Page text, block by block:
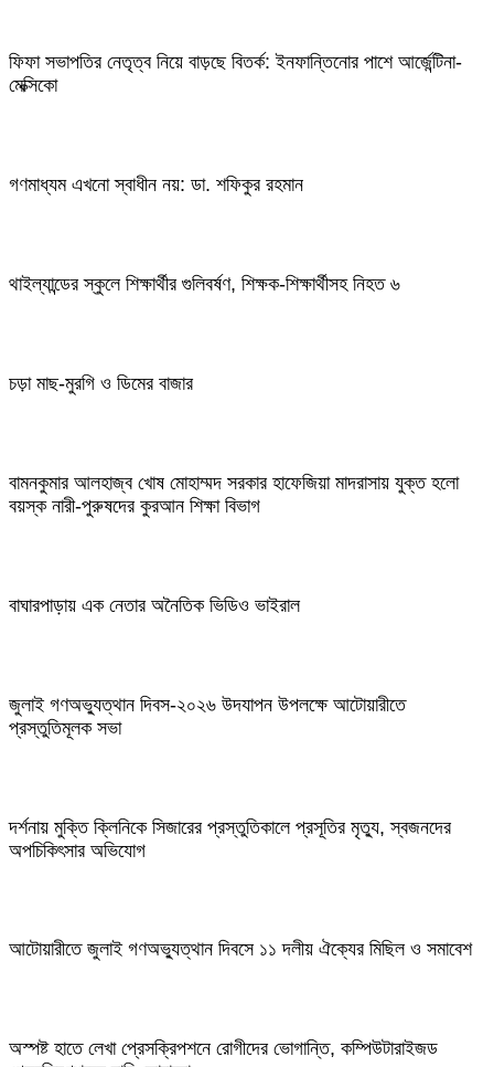
ফিফা সভাপতির নেতৃত্ব নিয়ে বাড়ছে বিতর্ক: ইনফান্তিনোর পাশে আর্জেন্টিনা-
মেক্সিকো
গণমাধ্যম এখনো স্বাধীন নয়: ডা. শফিকুর রহমান
থাইল্যান্ডের স্কুলে শিক্ষার্থীর গুলিবর্ষণ, শিক্ষক-শিক্ষার্থীসহ নিহত ৬
চড়া মাছ-মুরগি ও ডিমের বাজার
বামনকুমার আলহাজ্ব খোষ মোহাম্মদ সরকার হাফেজিয়া মাদরাসায় যুক্ত হলো
বয়স্ক নারী-পুরুষদের কুরআন শিক্ষা বিভাগ
বাঘারপাড়ায় এক নেতার অনৈতিক ভিডিও ভাইরাল
জুলাই গণঅভ্যুত্থান দিবস-২০২৬ উদযাপন উপলক্ষে আটোয়ারীতে
প্রস্তুতিমূলক সভা
দর্শনায় মুক্তি ক্লিনিকে সিজারের প্রস্তুতিকালে প্রসূতির মৃত্যু, স্বজনদের
অপচিকিৎসার অভিযোগ
আটোয়ারীতে জুলাই গণঅভ্যুত্থান দিবসে ১১ দলীয় ঐক্যের মিছিল ও সমাবেশ
অস্পষ্ট হাতে লেখা প্রেসক্রিপশনে রোগীদের ভোগান্তি, কম্পিউটারাইজড